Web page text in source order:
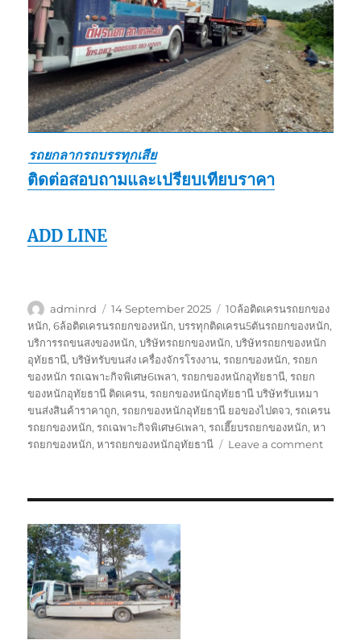
รถยกลากรถบรรทุกเสีย
ติดต่อสอบถามและเปรียบเทียบราคา
ADD LINE
Author
adminrd
Posted
on
14 September 2025 Tags
10ล้อติดเครนรถยกของ
หนัก,6ล้อติดเครนรถยกของหนัก,บรรทุกติดเครน5ตันรถยกของหนัก,
บริการรถขนสงของหนัก,บริษัทรถยกของหนัก,บริษัทรถยกของหนัก
อุทัยธานี,บริษัทรับขนส่ง เครื่องจักรโรงงาน,รถยกของหนัก,รถยก
ของหนัก รถเฉพาะกิจพิเศษ6เพลา,รถยกของหนักอุทัยธานี,รถยก
ของหนักอุทัยธานี ติดเครน,รถยกของหนักอุทัยธานี บริษัทรับเหมา
ขนส่งสินค้าราคาถูก,รถยกของหนักอุทัยธานี ยอของไปตจว,รถเครน
รถยกของหนัก,รถเฉพาะกิจพิเศษ6เพลา,รถเฮี๊ยบรถยกของหนัก,หา
รถยกของหนัก,หารถยกของหนักอุทัยธานี Leave a commenton